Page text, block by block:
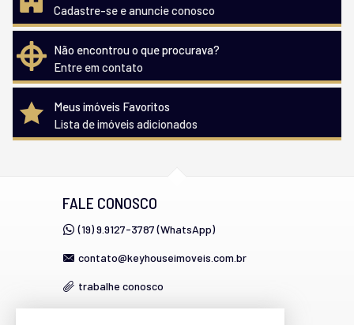
Cadastre-se e anuncie conosco
Não encontrou o que procurava?
Entre em contato
Meus imóveis Favoritos
Lista de imóveis adicionados
FALE CONOSCO
(19) 9.9127-3787 (WhatsApp)
contato@keyhouseimoveis.com.br
trabalhe conosco